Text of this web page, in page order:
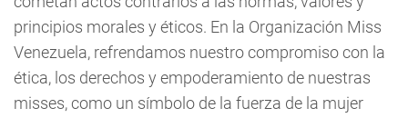
principios morales y éticos. En la Organización Miss
Venezuela, refrendamos nuestro compromiso con la
ética, los derechos y empoderamiento de nuestras
misses, como un símbolo de la fuerza de la mujer